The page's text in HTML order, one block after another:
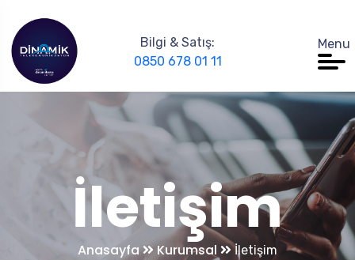
Bilgi & Satış:
0850 678 01 11
Menu
İletişim
Anasayfa Kurumsal İletişim